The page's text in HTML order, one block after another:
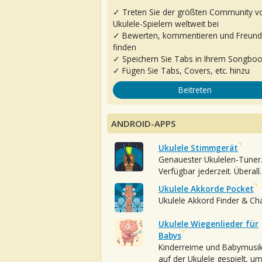
✓ Treten Sie der größten Community
Ukulele-Spielern weltweit bei
✓ Bewerten, kommentieren und
finden
✓ Speichern Sie Tabs in Ihrem
✓ Fügen Sie Tabs, Covers, etc. hinzu
Beitreten
ANDROID-APPS
Ukulele Stimmgerät
Genauester Ukulelen-Tuner.
Verfügbar jederzeit. Überall.
Ukulele Akkorde Pocket
Ukulele Akkord Finder &
Ukulele Wiegenlieder für
Babys
Kinderreime und
auf der Ukulele gespielt, um